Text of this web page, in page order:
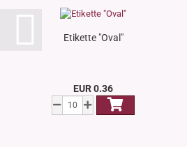
Etikette "Oval"
EUR 0.36